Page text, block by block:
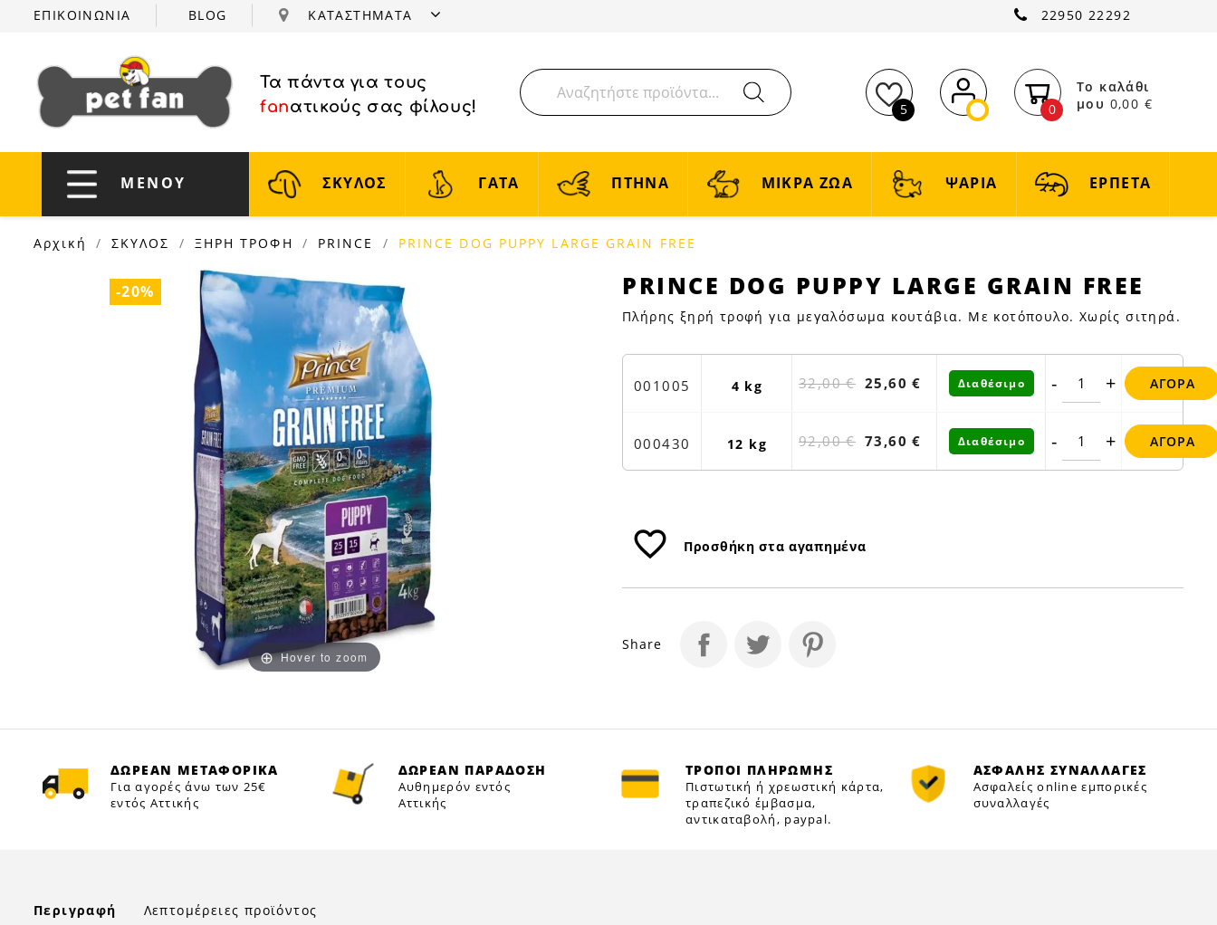
ΕΠΙΚΟΙΝΩΝΙΑ BLOG ΚΑΤΑΣΤΗΜΑΤΑ 22950 22292
Τα πάντα για τους
fanατικούς σας φίλους! 5 0
Το καλάθι
μου 0,00 €
ΜΕΝΟΥ ΣΚΥΛΟΣ ΓΑΤΑ ΠΤΗΝΑ ΜΙΚΡΑ ΖΩΑ ΨΑΡΙΑ ΕΡΠΕΤΑ
Αρχική ΣΚΥΛΟΣ ΞΗΡΗ ΤΡΟΦΗ PRINCE PRINCE DOG PUPPY LARGE GRAIN FREE
-20%
Hover to zoom
PRINCE
DOG
PUPPY
GRAIN
FREE
Petfan
PRINCE DOG PUPPY LARGE GRAIN FREE
Πλήρης ξηρή τροφή για μεγαλόσωμα κουτάβια. Με κοτόπουλο. Χωρίς σιτηρά.
001005 4 kg 32,00 € 25,60 € Διαθέσιμο - + ΑΓΟΡΆ
000430 12 kg 92,00 € 73,60 € Διαθέσιμο - + ΑΓΟΡΆ
favorite_border Προσθήκη στα αγαπημένα
Share
ΔΩΡΕΑΝ ΜΕΤΑΦΟΡΙΚΑ
Για αγορές άνω των 25€
εντός Αττικής
ΔΩΡΕΑΝ ΠΑΡΑΔΟΣΗ
Αυθημερόν εντός
Αττικής
ΤΡΟΠΟΙ ΠΛΗΡΩΜΗΣ
Πιστωτική ή χρεωστική κάρτα,
τραπεζικό έμβασμα,
αντικαταβολή, paypal.
ΑΣΦΑΛΗΣ ΣΥΝΑΛΛΑΓΕΣ
Ασφαλείς online εμπορικές
συναλλαγές
Περιγραφή Λεπτομέρειες προϊόντος